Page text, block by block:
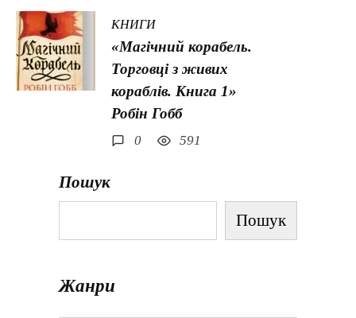
КНИГИ
«Магічний корабель.
Торговці з живих
кораблів. Книга 1»
Робін Гобб
0 591
Пошук
Пошук
Жанри